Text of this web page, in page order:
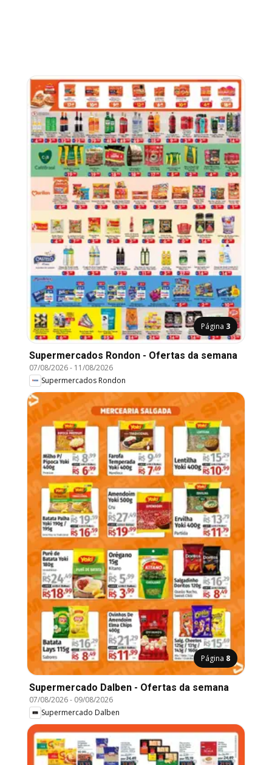
Página 3
Supermercados Rondon - Ofertas da semana
07/08/2026- 11/08/2026
Supermercados Rondon
Página 8
Supermercado Dalben - Ofertas da semana
07/08/2026- 09/08/2026
Supermercado Dalben